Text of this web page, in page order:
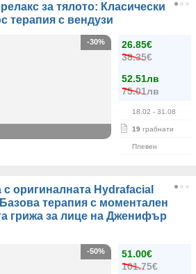
за тялото: Класически
терапия с вендузи
26.85€
38.35€
52.51лв
75.01лв
18.02 - 31.08
19 грабнати
Плевен
-30%
оригиналната Hydrafacial
терапия с моментален
грижа за лице на Дженифър
51.00€
101.75€
-50%